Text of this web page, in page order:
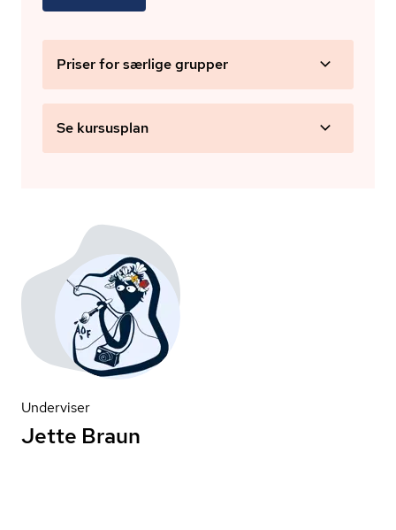
Priser for særlige grupper
Se kursusplan
Underviser
Jette Braun